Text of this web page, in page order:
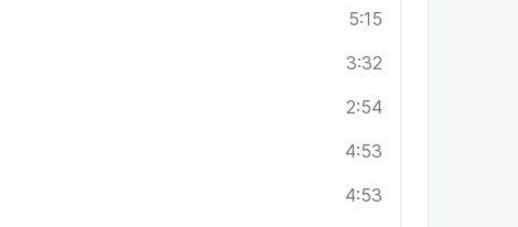
5:15
3:32
2:54
4:53
4:53